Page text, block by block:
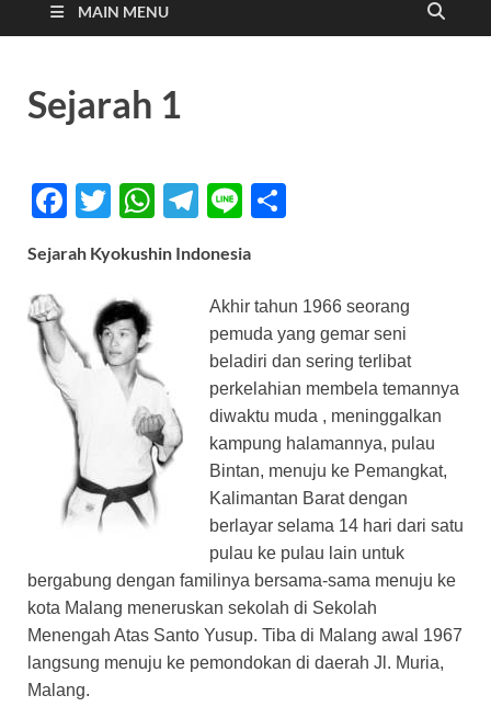
MAIN MENU
Sejarah 1
F
e
o
o
k
T
itt
er
W
at
p
p
T
e
gr
a
m
Li
e
e
Sejarah Kyokushin Indonesia
Akhir tahun 1966 seorang
pemuda yang gemar seni
beladiri dan sering terlibat
perkelahian membela temannya
diwaktu muda , meninggalkan
kampung halamannya, pulau
Bintan, menuju ke Pemangkat,
Kalimantan Barat dengan
berlayar selama 14 hari dari satu
pulau ke pulau lain untuk
bergabung dengan familinya bersama-sama menuju ke
kota Malang meneruskan sekolah di Sekolah
Menengah Atas Santo Yusup. Tiba di Malang awal 1967
langsung menuju ke pemondokan di daerah Jl. Muria,
Malang.